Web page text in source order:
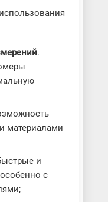
.
материалами
и
с